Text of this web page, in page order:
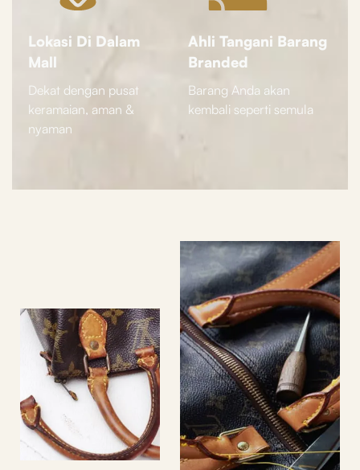
Lokasi Di Dalam
Mall
Dekat dengan pusat
keramaian, aman &
nyaman
Ahli Tangani Barang
Branded
Barang Anda akan
kembali seperti semula